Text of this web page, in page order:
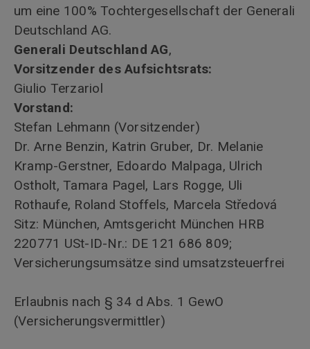
um eine 100% Tochtergesellschaft der Generali
Deutschland AG.
Generali Deutschland AG,
Vorsitzender des Aufsichtsrats:
Giulio Terzariol
Vorstand:
Stefan Lehmann (Vorsitzender)
Dr. Arne Benzin, Katrin Gruber, Dr. Melanie
Kramp-Gerstner, Edoardo Malpaga, Ulrich
Ostholt, Tamara Pagel, Lars Rogge, Uli
Rothaufe, Roland Stoffels, Marcela Středová
Sitz: München, Amtsgericht München HRB
220771 USt-ID-Nr.: DE 121 686 809;
Versicherungsumsätze sind umsatzsteuerfrei
Erlaubnis nach § 34 d Abs. 1 GewO
(Versicherungsvermittler)